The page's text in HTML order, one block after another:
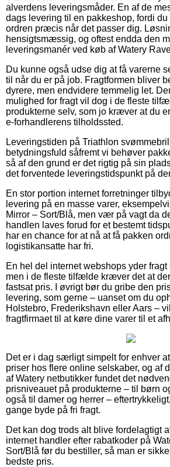
alverdens leveringsmåder. En af de
dags levering til en pakkeshop, fordi
ordren præcis når det passer dig.
hensigtsmæssig, og oftest endda den
leveringsmanér ved køb af Watery
Du kunne også udse dig at få varerne
til når du er på job. Fragtformen bliver
dyrere, men endvidere temmelig let.
mulighed for fragt vil dog i de fleste
produkterne selv, som jo kræver at du
e-forhandlerens tilholdssted.
Leveringstiden på Triathlon
betydningsfuld såfremt vi behøver
så af den grund er det rigtig på sin
det forventede leveringstidspunkt på
En stor portion internet forretninger
levering på en masse varer,
Mirror – Sort/Blå, men vær på vagt da
handlen laves forud for et bestemt
har en chance for at nå at få pakken
logistikansatte har fri.
En hel del internet webshops yder
men i de fleste tilfælde kræver det at
fastsat pris. I øvrigt bør du gribe den
levering, som gerne – uanset om du
Holstebro, Frederikshavn eller Aars –
fragtfirmaet til at køre dine varer til et
Det er i dag særligt simpelt for enhver
priser hos flere online selskaber, og af
af Watery netbutikker fundet det
prisniveauet på produkterne – til børn
også til damer og herrer –
gange byde på fri fragt.
Det kan dog trods alt blive fordelagtigt
internet handler efter rabatkoder på
Sort/Blå før du bestiller, så man er
bedste pris.